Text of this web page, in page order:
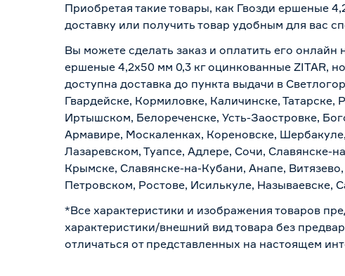
Приобретая такие товары, как Гвозди ершеные
доставку или получить товар удобным для вас
Вы можете сделать заказ и оплатить его
ершеные 4,2х50 мм 0,3 кг оцинкованные ZITAR,
доступна доставка до пункта выдачи в
Гвардейске, Кормиловке, Каличинске,
Иртышском, Белореченске, Усть-Заостровке,
Армавире, Москаленках, Кореновске,
Лазаревском, Туапсе, Адлере, Сочи, Славянске-
Крымске, Славянске-на-Кубани, Анапе,
Петровском, Ростове, Исилькуле, Называевске,
*Все характеристики и изображения товаров
характеристики/внешний вид товара без
отличаться от представленных на настоящем